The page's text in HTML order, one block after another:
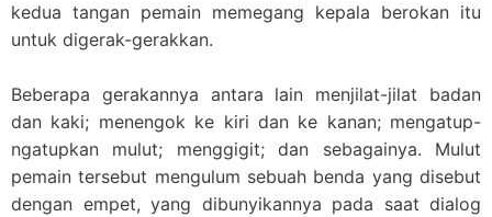
kedua tangan pemain memegang kepala berokan itu
untuk digerak-gerakkan.
Beberapa gerakannya antara lain menjilat-jilat badan
dan kaki; menengok ke kiri dan ke kanan; mengatup-
ngatupkan mulut; menggigit; dan sebagainya. Mulut
pemain tersebut mengulum sebuah benda yang disebut
dengan empet, yang dibunyikannya pada saat dialog